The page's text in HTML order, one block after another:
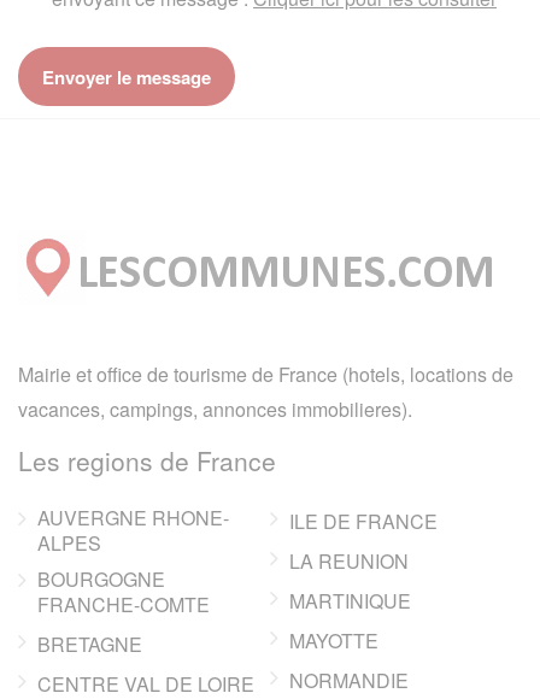
Mairie et office de tourisme de France (hotels, locations de
vacances, campings, annonces immobilieres).
Les regions de France
AUVERGNE RHONE-
ALPES
BOURGOGNE
FRANCHE-COMTE
BRETAGNE
CENTRE VAL DE LOIRE
ILE DE FRANCE
LA REUNION
MARTINIQUE
MAYOTTE
NORMANDIE